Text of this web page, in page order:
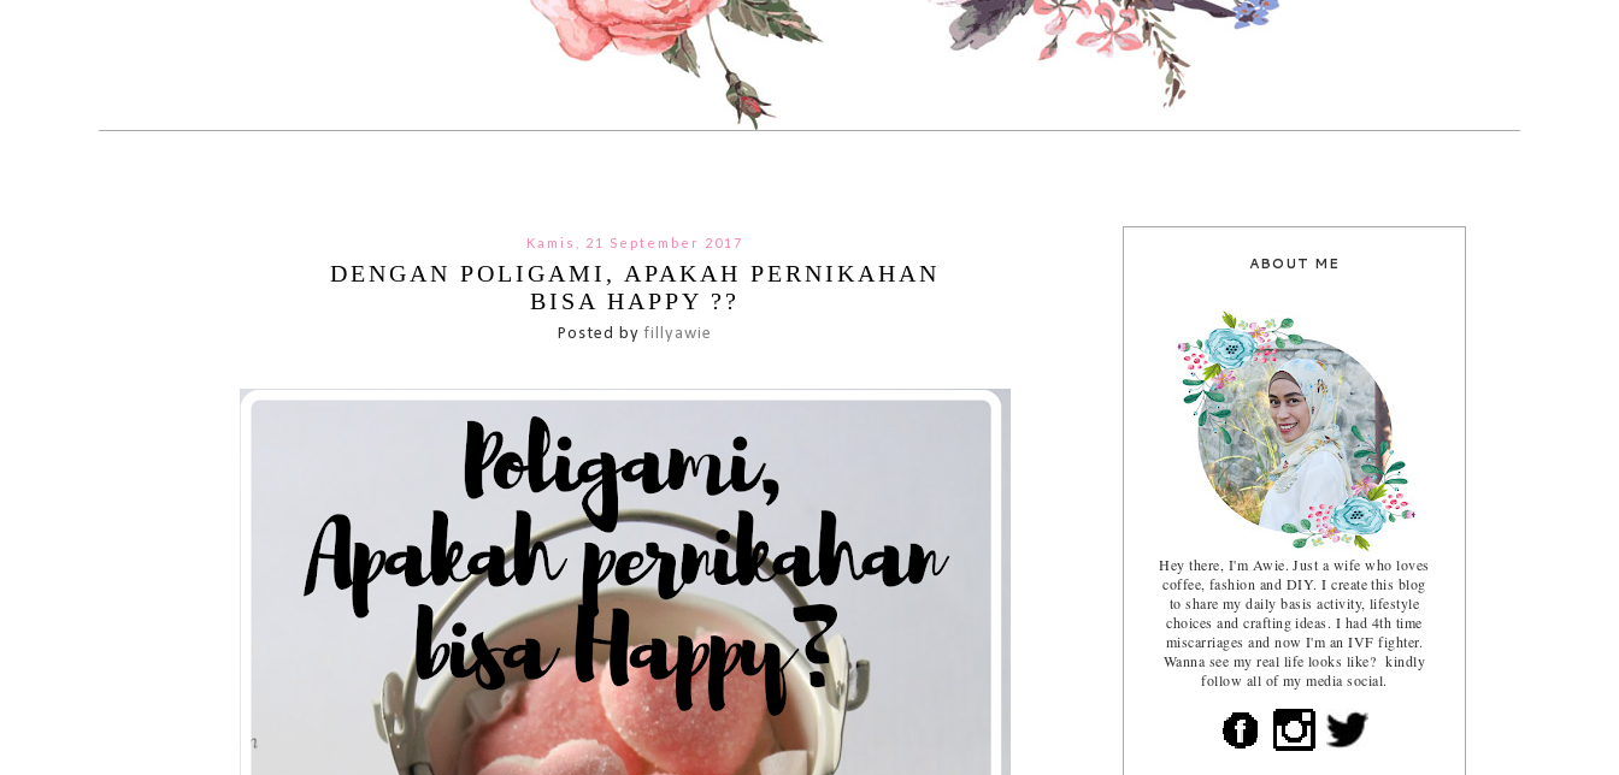
Kamis, 21 September 2017
DENGAN POLIGAMI, APAKAH PERNIKAHAN
BISA HAPPY ??
Posted byfillyawie
ABOUT ME
Hey there, I'm Awie. Just a wife who loves
coffee, fashion and DIY. I create this blog
to share my daily basis activity, lifestyle
choices and crafting ideas. I had 4th time
miscarriages and now I'm an IVF fighter.
Wanna see my real life looks like? kindly
follow all of my media social.